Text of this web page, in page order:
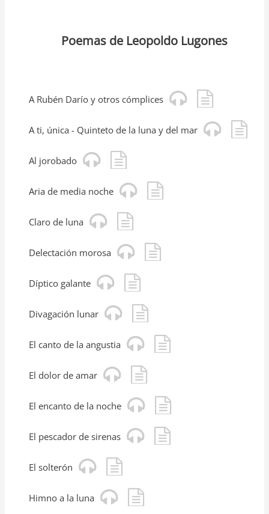
Poemas de Leopoldo Lugones
A Rubén Darío y otros cómplices
A ti, única - Quinteto de la luna y del mar
Al jorobado
Aria de media noche
Claro de luna
Delectación morosa
Díptico galante
Divagación lunar
El canto de la angustia
El dolor de amar
El encanto de la noche
El pescador de sirenas
El solterón
Himno a la luna